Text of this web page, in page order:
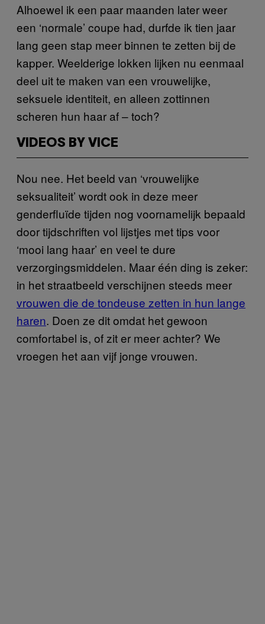
Alhoewel ik een paar maanden later weer
een ‘normale’ coupe had, durfde ik tien jaar
lang geen stap meer binnen te zetten bij de
kapper. Weelderige lokken lijken nu eenmaal
deel uit te maken van een vrouwelijke,
seksuele identiteit, en alleen zottinnen
scheren hun haar af – toch?
VIDEOS BY VICE
Nou nee. Het beeld van ‘vrouwelijke
seksualiteit’ wordt ook in deze meer
genderfluïde tijden nog voornamelijk bepaald
door tijdschriften vol lijstjes met tips voor
‘mooi lang haar’ en veel te dure
verzorgingsmiddelen. Maar één ding is zeker:
in het straatbeeld verschijnen steeds meer
vrouwen die de tondeuse zetten in hun lange
haren. Doen ze dit omdat het gewoon
comfortabel is, of zit er meer achter? We
vroegen het aan vijf jonge vrouwen.